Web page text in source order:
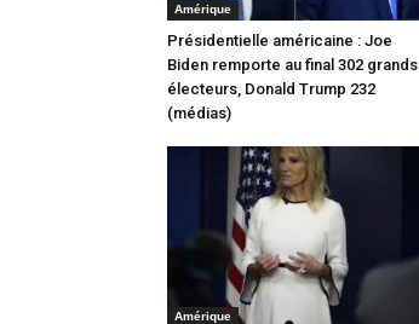
Amérique
Présidentielle américaine : Joe
Biden remporte au final 302 grands
électeurs, Donald Trump 232
(médias)
Amérique